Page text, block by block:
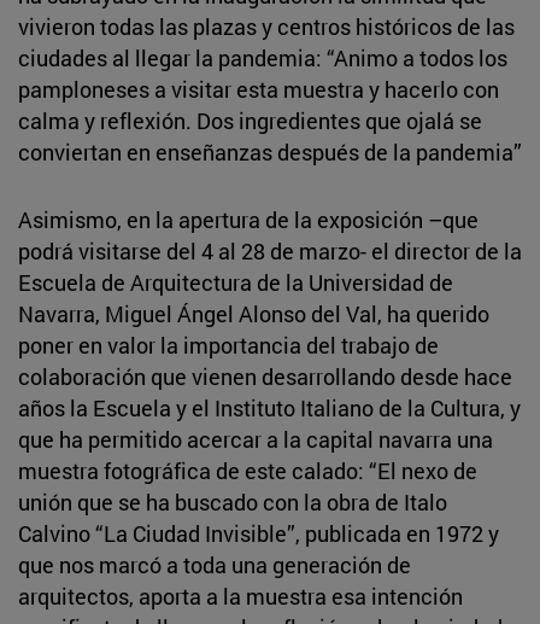
vivieron todas las plazas y centros históricos de las
ciudades al llegar la pandemia: “Animo a todos los
pamploneses a visitar esta muestra y hacerlo con
calma y reflexión. Dos ingredientes que ojalá se
conviertan en enseñanzas después de la pandemia”
Asimismo, en la apertura de la exposición –que
podrá visitarse del 4 al 28 de marzo- el director de la
Escuela de Arquitectura de la Universidad de
Navarra, Miguel Ángel Alonso del Val, ha querido
poner en valor la importancia del trabajo de
colaboración que vienen desarrollando desde hace
años la Escuela y el Instituto Italiano de la Cultura, y
que ha permitido acercar a la capital navarra una
muestra fotográfica de este calado: “El nexo de
unión que se ha buscado con la obra de Italo
Calvino “La Ciudad Invisible”, publicada en 1972 y
que nos marcó a toda una generación de
arquitectos, aporta a la muestra esa intención